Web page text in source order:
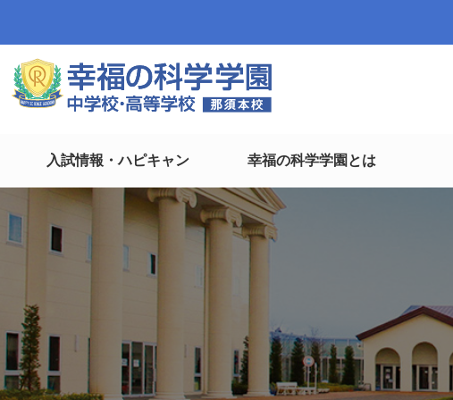
入試情報・ハピキャン 幸福の科学学園とは